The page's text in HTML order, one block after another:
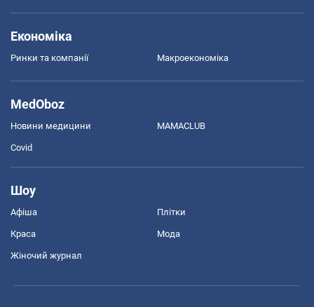
Економіка
Ринки та компанії Макроекономіка
MedOboz
Новини медицини MAMACLUB
Covid
Шоу
Афіша Плітки
Краса Мода
Жіночий журнал